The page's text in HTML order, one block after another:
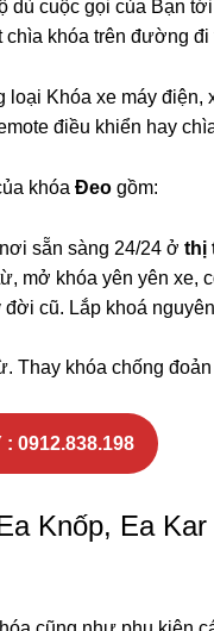
dù cuộc gọi của Bạn
chìa khóa trên đường đi
loại Khóa xe máy điện,
điều khiển hay
khóa Đeo gồm:
sẵn sàng 24/24 ở thị
mở khóa yên yên xe,
cũ. Lắp khoá
Thay khóa chống
: 0912.838.198
Knốp, Ea